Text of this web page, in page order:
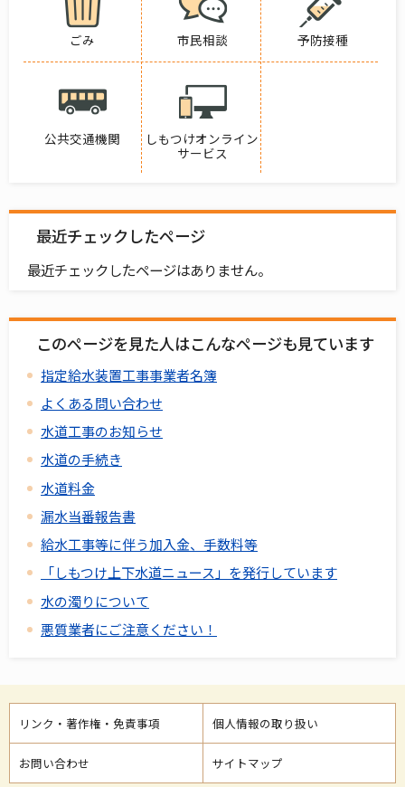
ごみ 市民相談 予防接種
公共交通機関
しもつけオンライン
サービス
最近チェックしたページ
最近チェックしたページはありません。
このページを見た人はこんなページも見ています
指定給水装置工事事業者名簿
よくある問い合わせ
水道工事のお知らせ
水道の手続き
水道料金
漏水当番報告書
給水工事等に伴う加入金、手数料等
「しもつけ上下水道ニュース」を発行しています
水の濁りについて
悪質業者にご注意ください！
リンク・著作権・免責事項 個人情報の取り扱い
お問い合わせ サイトマップ